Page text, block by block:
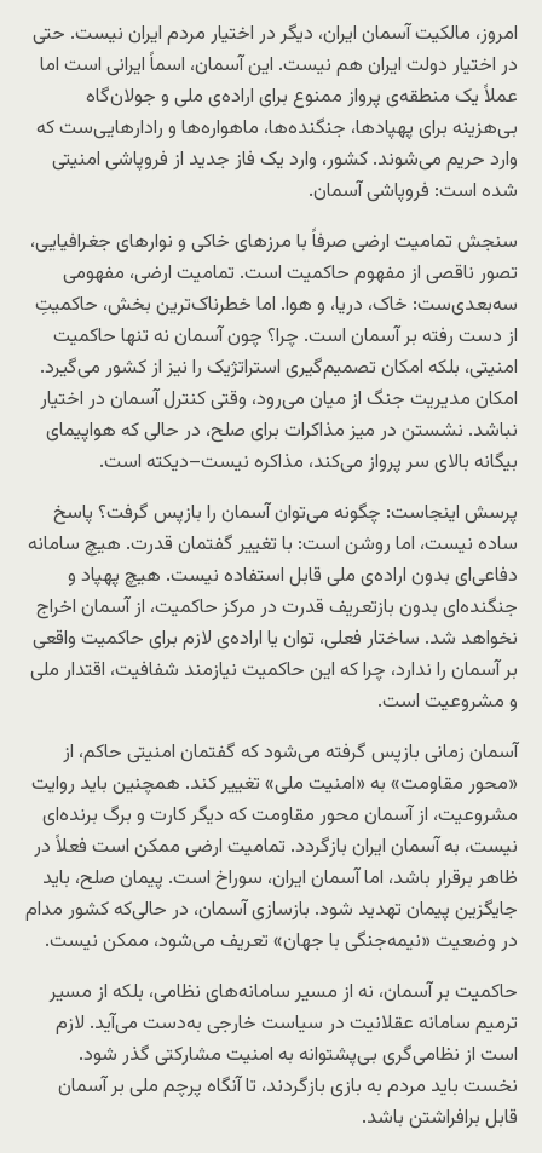
امروز، مالکیت آسمان ایران، دیگر در اختیار مردم ایران نیست. حتی
در اختیار دولت ایران هم نیست. این آسمان، اسماً ایرانی است اما
عملاً یک منطقه‌ی پرواز ممنوع برای اراده‌ی ملی و جولان‌گاه
بی‌هزینه برای پهپادها، جنگنده‌ها، ماهواره‌ها و رادارهایی‌ست که
وارد حریم می‌شوند. کشور، وارد یک فاز جدید از فروپاشی امنیتی
شده است: فروپاشی آسمان.
سنجش تمامیت ارضی صرفاً با مرزهای خاکی و نوارهای جغرافیایی،
تصور ناقصی از مفهوم حاکمیت است. تمامیت ارضی، مفهومی
سه‌بعدی‌ست: خاک، دریا، و هوا. اما خطرناک‌ترین بخش، حاکمیتِ
از دست رفته بر آسمان است. چرا؟ چون آسمان نه تنها حاکمیت
امنیتی، بلکه امکان تصمیم‌گیری استراتژیک را نیز از کشور می‌گیرد.
امکان مدیریت جنگ از میان می‌رود، وقتی کنترل آسمان در اختیار
نباشد. نشستن در میز مذاکرات برای صلح، در حالی که هواپیمای
بیگانه بالای سر پرواز می‌کند، مذاکره نیست–دیکته است.
پرسش اینجاست: چگونه می‌توان آسمان را بازپس گرفت؟ پاسخ
ساده نیست، اما روشن است: با تغییر گفتمان قدرت. هیچ سامانه
دفاعی‌ای بدون اراده‌ی ملی قابل استفاده نیست. هیچ پهپاد و
جنگنده‌ای بدون بازتعریف قدرت در مرکز حاکمیت، از آسمان اخراج
نخواهد شد. ساختار فعلی، توان یا اراده‌ی لازم برای حاکمیت واقعی
بر آسمان را ندارد، چرا که این حاکمیت نیازمند شفافیت، اقتدار ملی
و مشروعیت است.
آسمان زمانی بازپس گرفته می‌شود که گفتمان امنیتی حاکم، از
«محور مقاومت» به «امنیت ملی» تغییر کند. همچنین باید روایت
مشروعیت، از آسمان محور مقاومت که دیگر کارت و برگ برنده‌ای
نیست، به آسمان ایران بازگردد. تمامیت ارضی ممکن است فعلاً در
ظاهر برقرار باشد، اما آسمان ایران، سوراخ است. پیمان صلح، باید
جایگزین پیمان تهدید شود. بازسازی آسمان، در حالی‌که کشور مدام
در وضعیت «نیمه‌جنگی با جهان» تعریف می‌شود، ممکن نیست.
حاکمیت بر آسمان، نه از مسیر سامانه‌های نظامی، بلکه از مسیر
ترمیم سامانه عقلانیت در سیاست خارجی به‌دست می‌آید. لازم
است از نظامی‌گری بی‌پشتوانه به امنیت مشارکتی گذر شود.
نخست باید مردم به بازی بازگردند، تا آنگاه پرچم ملی بر آسمان
قابل برافراشتن باشد.